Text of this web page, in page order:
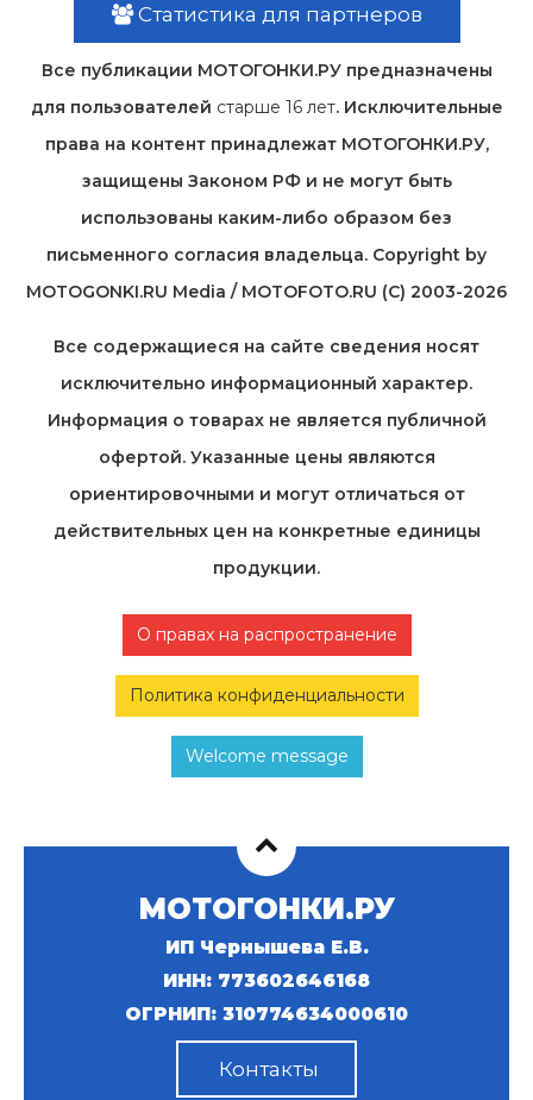
Статистика для партнеров
Все публикации МОТОГОНКИ.РУ предназначены
для пользователей старше 16 лет. Исключительные
права на контент принадлежат МОТОГОНКИ.РУ,
защищены Законом РФ и не могут быть
использованы каким-либо образом без
письменного согласия владельца. Copyright by
MOTOGONKI.RU Media / MOTOFOTO.RU (C) 2003-2026
Все содержащиеся на cайте сведения носят
исключительно информационный характер.
Информация о товарах не является публичной
офертой. Указанные цены являются
ориентировочными и могут отличаться от
действительных цен на конкретные единицы
продукции.
О правах на распространение
Политика конфиденциальности
Welcome message
МОТОГОНКИ.РУ
ИП Чернышева Е.В.
ИНН: 773602646168
ОГРНИП: 310774634000610
Контакты